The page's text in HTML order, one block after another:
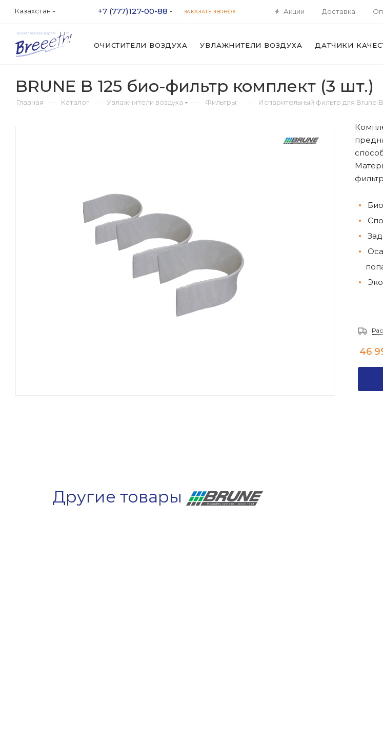
Казахстан +7 (777)127-00-88 ЗАКАЗАТЬ ЗВОНОК Акции Доставка
ОЧИСТИТЕЛИ ВОЗДУХА УВЛАЖНИТЕЛИ ВОЗДУХА ДАТЧИКИ
BRUNE B 125 био-фильтр комплект (3 шт.)
Главная — Каталог — Увлажнители воздуха — Фильтры — Испарительный фильтр для Brune B
46
Другие товары